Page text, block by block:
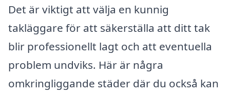
Det är viktigt att välja en kunnig
takläggare för att säkerställa att ditt tak
blir professionellt lagt och att eventuella
problem undviks. Här är några
omkringliggande städer där du också kan